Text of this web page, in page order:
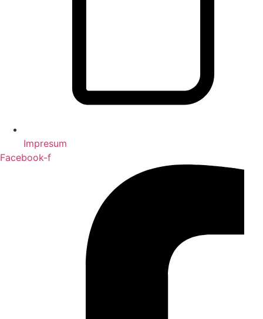
Impresum
Facebook-f